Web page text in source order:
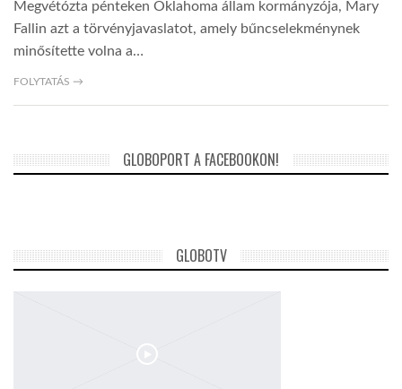
GLOBOTV BP
TROPICALMAGAZIN
Megvétózta pénteken Oklahoma állam kormányzója, Mary
Fallin azt a törvényjavaslatot, amely bűncselekménynek
minősítette volna a…
FOLYTATÁS →
GLOBOPORT A FACEBOOKON!
GLOBOTV